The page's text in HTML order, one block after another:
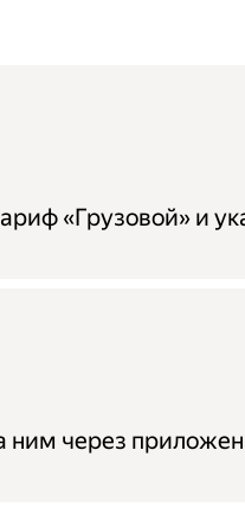
«Грузовой» и
ним через